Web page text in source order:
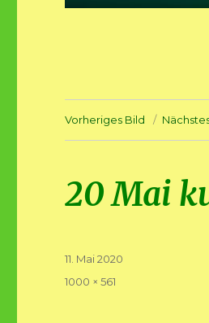
Vorheriges Bild
20 Mai
Veröffentlicht
11. Mai 2020
Volle
1000 × 561